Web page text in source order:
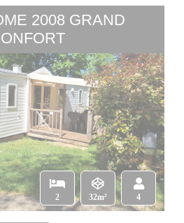
2008 GRAND
2 32m² 4